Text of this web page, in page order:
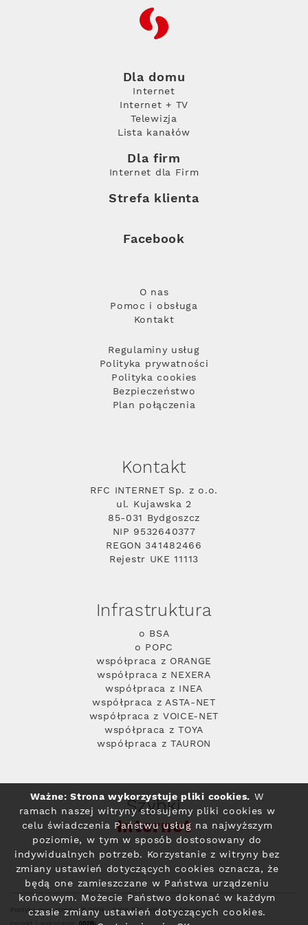
RFC
Dla domu
Internet
Internet + TV
Telewizja
Lista kanałów
Dla firm
Internet dla Firm
Strefa klienta
Facebook
O nas
Pomoc i obsługa
Kontakt
Regulaminy usług
Polityka prywatności
Polityka cookies
Bezpieczeństwo
Plan połączenia
Kontakt
RFC INTERNET Sp. z o.o.
ul. Kujawska 2
85-031 Bydgoszcz
NIP 9532640377
REGON 341482466
Rejestr UKE 11113
Infrastruktura
o BSA
o POPC
współpraca z ORANGE
współpraca z NEXERA
współpraca z INEA
współpraca z ASTA-NET
współpraca z VOICE-NET
współpraca z TOYA
współpraca z TAURON
Szybki
Internet
Polityka prywatności© 2004 - 2026 RFC Internet i Telewizja
Ważne: Strona wykorzystuje pliki cookies. W
ramach naszej witryny stosujemy pliki cookies w
celu świadczenia Państwu usług na najwyższym
poziomie, w tym w sposób dostosowany do
indywidualnych potrzeb. Korzystanie z witryny bez
zmiany ustawień dotyczących cookies oznacza, że
będą one zamieszczane w Państwa urządzeniu
końcowym. Możecie Państwo dokonać w każdym
czasie zmiany ustawień dotyczących cookies.